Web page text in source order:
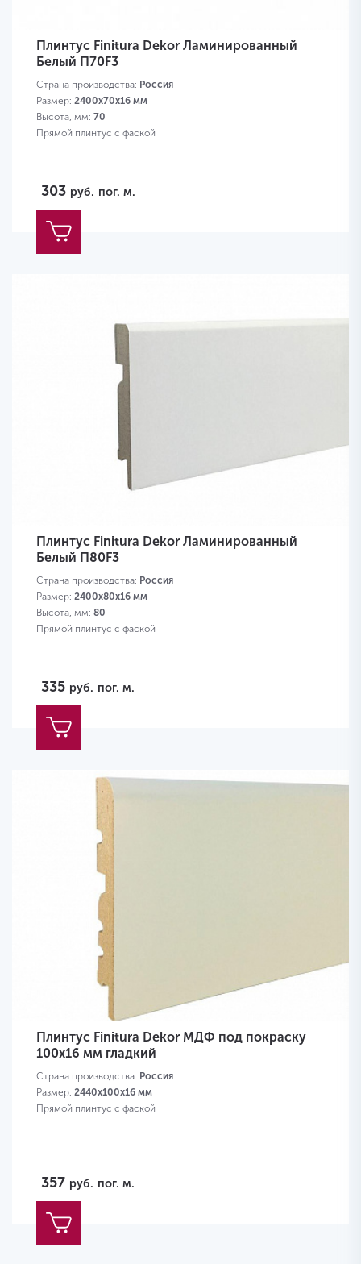
Плинтус Finitura Dekor Ламинированный
Белый П70F3
Страна производства: Россия
Размер: 2400х70х16 мм
Высота, мм: 70
Прямой плинтус с фаской
303 руб. пог. м.
Плинтус Finitura Dekor Ламинированный
Белый П80F3
Страна производства: Россия
Размер: 2400х80х16 мм
Высота, мм: 80
Прямой плинтус с фаской
335 руб. пог. м.
Плинтус Finitura Dekor МДФ под покраску
100x16 мм гладкий
Страна производства: Россия
Размер: 2440х100х16 мм
Прямой плинтус с фаской
357 руб. пог. м.